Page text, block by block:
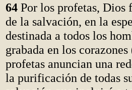
64 Por los profetas, Dios
de la salvación, en la
destinada a todos los
grabada en los corazones
profetas anuncian una
la purificación de todas